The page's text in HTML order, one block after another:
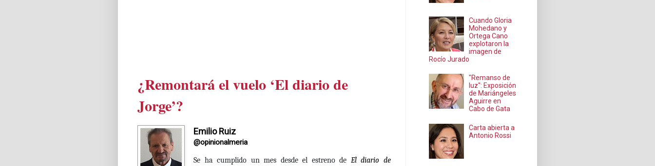
¿Remontará el vuelo ‘El diario de
Jorge’?
Emilio Ruiz
@opinionalmeria
Se ha cumplido un mes desde el estreno de El diario de
Cuando Gloria
Mohedano y
Ortega Cano
explotaron la
imagen de
Rocío Jurado
"Remanso de
luz": Exposición
de Mariángeles
Aguirre en
Cabo de Gata
Carta abierta a
Antonio Rossi